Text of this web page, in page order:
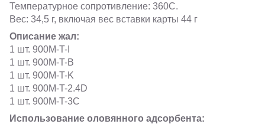
Температурное сопротивление: 360C.
Вес: 34,5 г, включая вес вставки карты 44 г
Описание жал:
1 шт. 900M-T-I
1 шт. 900M-T-B
1 шт. 900M-T-K
1 шт. 900M-T-2.4D
1 шт. 900M-T-3C
Использование оловянного адсорбента: